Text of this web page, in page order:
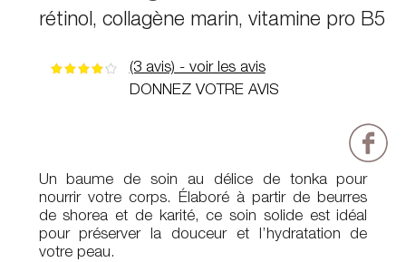
rétinol, collagène marin, vitamine pro B5
(3 avis) - voir les avis
DONNEZ VOTRE AVIS
Un baume de soin au délice de tonka pour
nourrir votre corps. Élaboré à partir de beurres
de shorea et de karité, ce soin solide est idéal
pour préserver la douceur et l’hydratation de
votre peau.